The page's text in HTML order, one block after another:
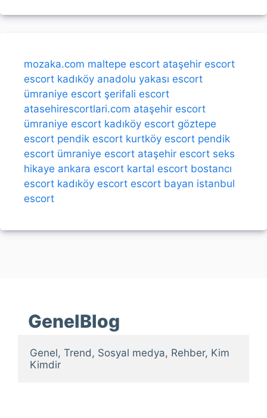
mozaka.com maltepe escort ataşehir escort
escort kadıköy anadolu yakası escort
ümraniye escort şerifali escort
atasehirescortlari.com ataşehir escort
ümraniye escort kadıköy escort göztepe
escort pendik escort kurtköy escort pendik
escort ümraniye escort ataşehir escort seks
hikaye ankara escort kartal escort bostancı
escort kadıköy escort escort bayan istanbul
escort
GenelBlog
Genel, Trend, Sosyal medya, Rehber, Kim
Kimdir